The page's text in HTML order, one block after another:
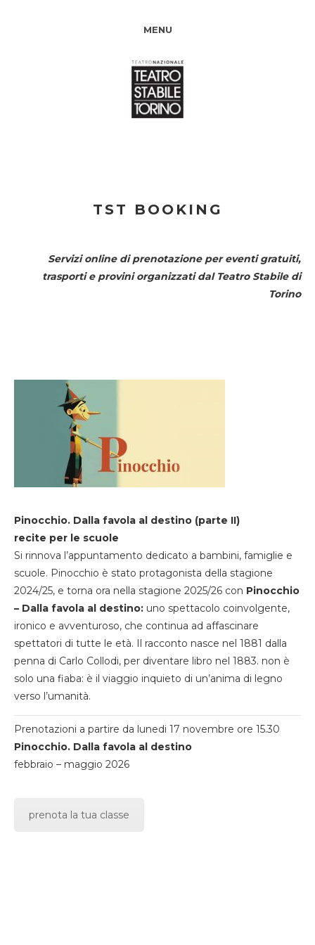
MENU
TST BOOKING
Servizi online di prenotazione per eventi gratuiti,
trasporti e provini organizzati dal Teatro Stabile di
Torino
Pinocchio. Dalla favola al destino (parte II)
recite per le scuole
Si rinnova l’appuntamento dedicato a bambini, famiglie e
scuole. Pinocchio è stato protagonista della stagione
2024/25, e torna ora nella stagione 2025/26 con Pinocchio
– Dalla favola al destino: uno spettacolo coinvolgente,
ironico e avventuroso, che continua ad affascinare
spettatori di tutte le età. Il racconto nasce nel 1881 dalla
penna di Carlo Collodi, per diventare libro nel 1883. non è
solo una fiaba: è il viaggio inquieto di un’anima di legno
verso l’umanità.
Prenotazioni a partire da lunedi 17 novembre ore 15.30
Pinocchio. Dalla favola al destino
febbraio – maggio 2026
prenota la tua classe